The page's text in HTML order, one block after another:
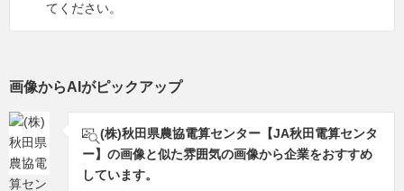
てください。
画像からAIがピックアップ
(株)秋田県農協電算センター【JA秋田電算センタ
ー】の画像と似た雰囲気の画像から企業をおすすめ
しています。